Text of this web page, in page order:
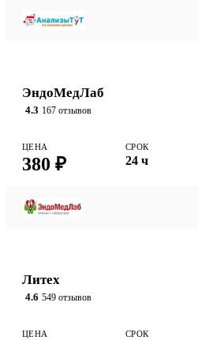
ЭндоМедЛаб
4.3 167 отзывов
ЦЕНА
380 ₽
СРОК
24 ч
Литех
4.6 549 отзывов
ЦЕНА СРОК